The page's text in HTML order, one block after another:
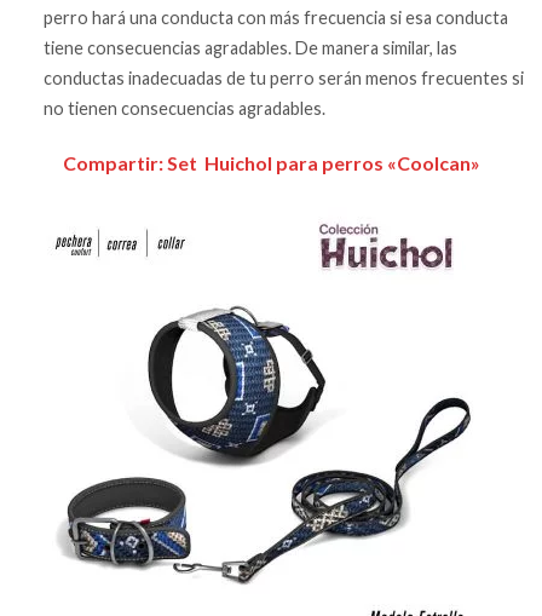
perro hará una conducta con más frecuencia si esa conducta
tiene consecuencias agradables. De manera similar, las
conductas inadecuadas de tu perro serán menos frecuentes si
no tienen consecuencias agradables.
Compartir: Set Huichol para perros «Coolcan»